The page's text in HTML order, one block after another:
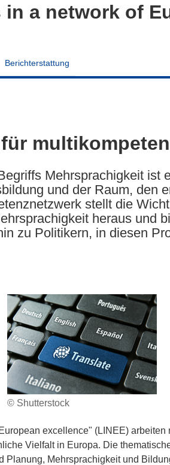
in a network of
Berichterstattung
Mehrsprachigkeit ist
und der Raum, den
stellt die
heraus und
zu Politikern, in diesen
© Shutterstock
excellence" (LINEE)
Vielfalt in Europa. Die
Planung, Mehrsprachigkeit und